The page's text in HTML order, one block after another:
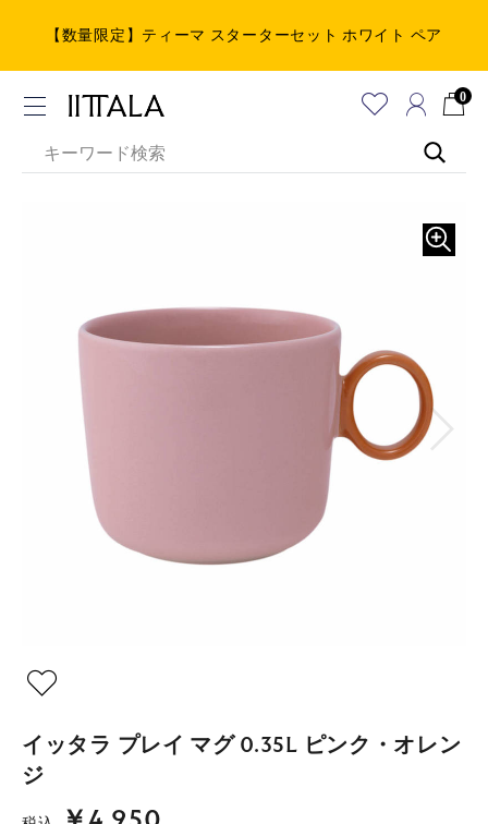
【数量限定】ティーマ スターターセット ホワイト ペア
0
イッタラ プレイ マグ 0.35L ピンク・オレン
ジ